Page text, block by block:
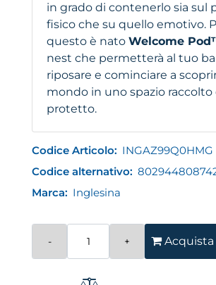
in grado di contenerlo sia sul
fisico che su quello emotivo.
questo è nato Welcome
nest che permetterà al tuo
riposare e cominciare a
mondo in uno spazio raccolto
protetto.
Codice Articolo: INGAZ99Q0HMG
Codice alternativo:
Marca: Inglesina
Acquista